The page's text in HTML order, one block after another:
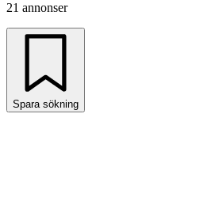
21 annonser
Spara sökning